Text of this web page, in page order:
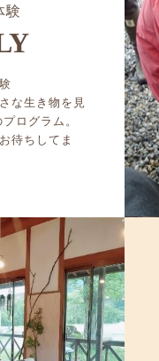
験
な生き物を見
ログラム。
待ちしてま